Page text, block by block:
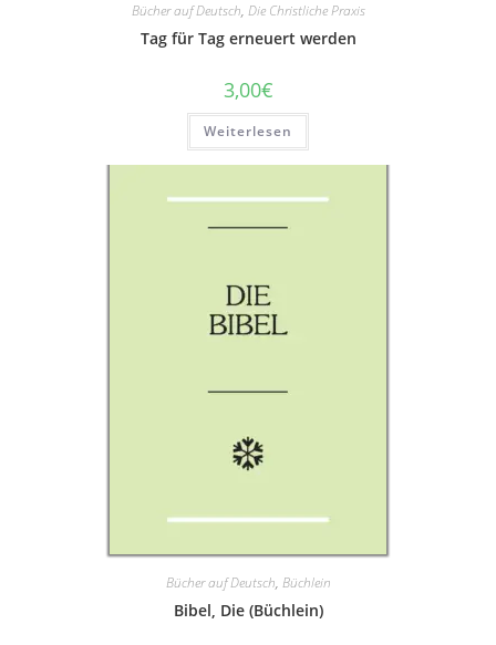
Bücher auf Deutsch, Die Christliche Praxis
Tag für Tag erneuert werden
3,00€
Weiterlesen
Bücher auf Deutsch, Büchlein
Bibel, Die (Büchlein)